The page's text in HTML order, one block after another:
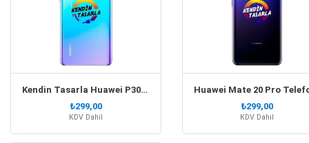
Kendin Tasarla Huawei P30 Telefon Kılıfı
₺299,00
KDV Dahil
₺299,00
KDV Dahil